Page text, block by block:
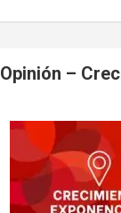
Opinión –